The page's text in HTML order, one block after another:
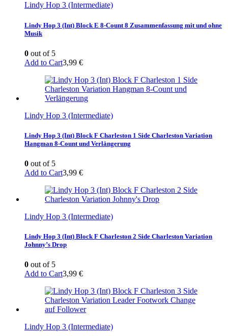
Lindy Hop 3 (Intermediate)
Lindy Hop 3 (Int) Block E 8-Count 8 Zusammenfassung mit und ohne
Musik
0 out of 5
Add to Cart3,99 €
Lindy Hop 3 (Intermediate)
Lindy Hop 3 (Int) Block F Charleston 1 Side Charleston Variation
Hangman 8-Count und Verlängerung
0 out of 5
Add to Cart3,99 €
Lindy Hop 3 (Intermediate)
Lindy Hop 3 (Int) Block F Charleston 2 Side Charleston Variation
Johnny’s Drop
0 out of 5
Add to Cart3,99 €
Lindy Hop 3 (Intermediate)